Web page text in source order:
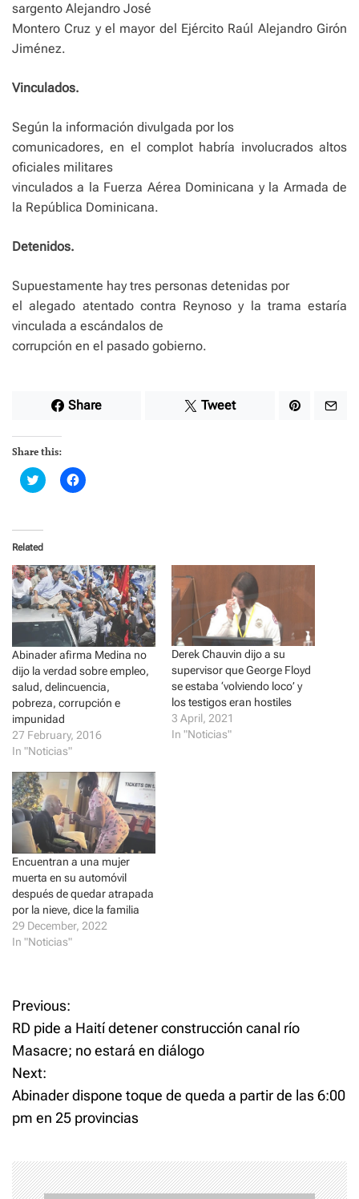
sargento Alejandro José
Montero Cruz y el mayor del Ejército Raúl Alejandro Girón
Jiménez.
Vinculados.
Según la información divulgada por los
comunicadores, en el complot habría involucrados altos
oficiales militares
vinculados a la Fuerza Aérea Dominicana y la Armada de
la República Dominicana.
Detenidos.
Supuestamente hay tres personas detenidas por
el alegado atentado contra Reynoso y la trama estaría
vinculada a escándalos de
corrupción en el pasado gobierno.
Share Tweet
Share this:
C
l
t
o
s
a
r
e
o
n
T
i
t
t
e
r
(
O
p
e
n
s
i
n
n
e
w
w
o
w
)
C
l
a
r
e
o
n
F
a
c
e
b
o
o
k
(
p
e
i
n
n
e
w
w
i
n
d
o
w
)
Related
Abinader afirma Medina no
dijo la verdad sobre empleo,
salud, delincuencia,
pobreza, corrupción e
impunidad
27 February, 2016
In "Noticias"
Derek Chauvin dijo a su
supervisor que George Floyd
se estaba ‘volviendo loco’ y
los testigos eran hostiles
3 April, 2021
In "Noticias"
Encuentran a una mujer
muerta en su automóvil
después de quedar atrapada
por la nieve, dice la familia
29 December, 2022
In "Noticias"
P
o
s
t
a
Previous:
RD pide a Haití detener construcción canal río
Masacre; no estará en diálogo
Next:
Abinader dispone toque de queda a partir de las 6:00
pm en 25 provincias